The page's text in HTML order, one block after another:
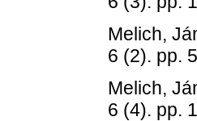
Melich,
6 (2). pp.
Melich,
6 (4). pp.